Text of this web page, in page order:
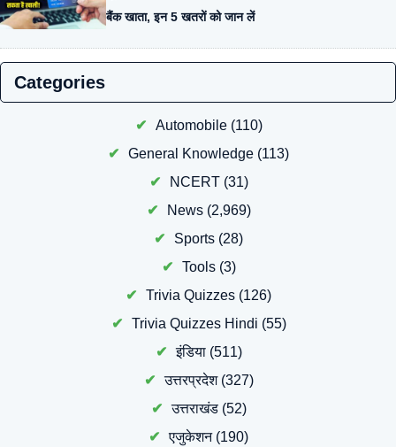
बैंक खाता, इन 5 खतरों को जान लें
Categories
Automobile(110)
General Knowledge (113)
NCERT(31)
News(2,969)
Sports (28)
Tools(3)
Trivia Quizzes (126)
Trivia Quizzes Hindi (55)
इंडिया(511)
उत्तरप्रदेश(327)
उत्तराखंड(52)
एजुकेशन(190)